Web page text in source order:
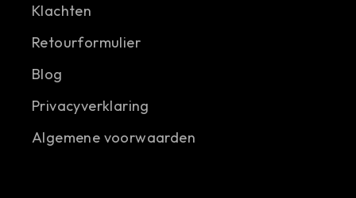
Klachten
Retourformulier
Blog
Privacyverklaring
Algemene voorwaarden